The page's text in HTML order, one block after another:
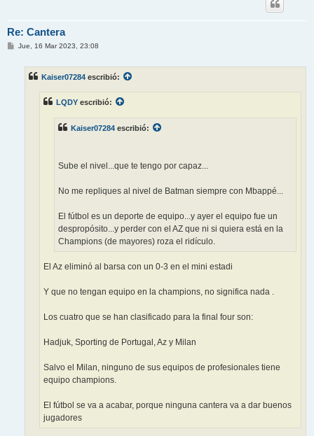
Re: Cantera
M
Jue, 16 Mar 2023, 23:08
Kaiser07284 escribió:
LQDY escribió:
Kaiser07284 escribió:
Sube el nivel...que te tengo por capaz...
No me repliques al nivel de Batman siempre con Mbappé...
El fútbol es un deporte de equipo...y ayer el equipo fue un
despropósito...y perder con el AZ que ni si quiera está en la
Champions (de mayores) roza el ridículo.
El Az eliminó al barsa con un 0-3 en el mini estadi
Y que no tengan equipo en la champions, no significa nada .
Los cuatro que se han clasificado para la final four son:
Hadjuk, Sporting de Portugal, Az y Milan
Salvo el Milan, ninguno de sus equipos de profesionales tiene
equipo champions.
El fútbol se va a acabar, porque ninguna cantera va a dar buenos
jugadores